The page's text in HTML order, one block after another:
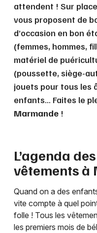
attendent ! Sur
vous proposent de
d’occasion en bon
(femmes, hommes,
matériel de
(poussette, siège-
jouets pour tous les
enfants… Faites le
Marmande !
L’agenda
vêtements à
Quand on a des
vite compte à quel
folle ! Tous les
les premiers mois de